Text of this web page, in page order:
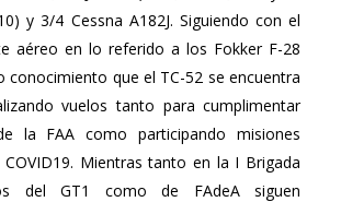
y 3/4 Cessna A182J. Siguiendo con el
aéreo en lo referido a los Fokker F-28
conocimiento que el TC-52 se encuentra
vuelos tanto para cumplimentar
la FAA como participando misiones
Mientras tanto en la I Brigada
del GT1 como de FAdeA siguen